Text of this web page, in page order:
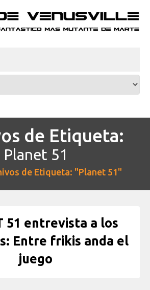
de Etiqueta:
Planet 51
de Etiqueta: "Planet 51"
51 entrevista a los
Entre frikis anda el
juego